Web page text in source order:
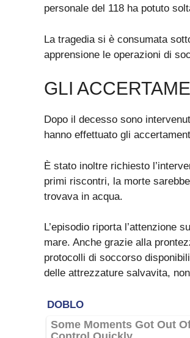
personale del 118 ha potuto
La tragedia si è consumata
apprensione le operazioni di
GLI
Dopo il decesso sono
hanno effettuato gli
È stato inoltre richiesto
primi riscontri, la morte
trovava in acqua.
L’episodio riporta l’attenzione
mare. Anche grazie alla
protocolli di soccorso
delle attrezzature salvavita,